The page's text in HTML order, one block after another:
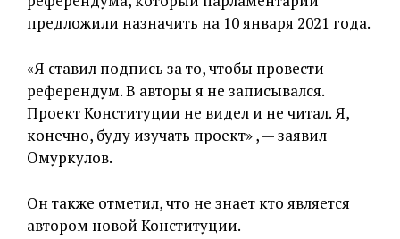
предложили назначить на 10 января 2021 года.
«Я ставил подпись за то, чтобы провести
референдум. В авторы я не записывался.
Проект Конституции не видел и не читал. Я,
конечно, буду изучать проект» , — заявил
Омуркулов.
Он также отметил, что не знает кто является
автором новой Конституции.